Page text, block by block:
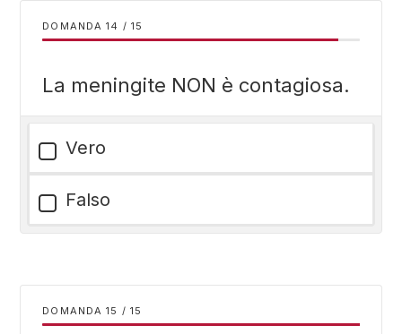
DOMANDA / 15
La meningite NON è contagiosa.
Vero
Falso
DOMANDA / 15